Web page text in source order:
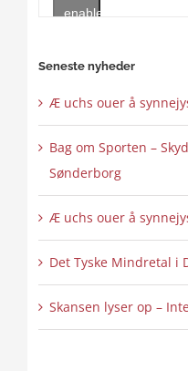
enable
Seneste nyheder
Æ uchs ouer å
Bag om Sporten –
Sønderborg
Æ uchs ouer å
Det Tyske Mindretal i
Skansen lyser op –